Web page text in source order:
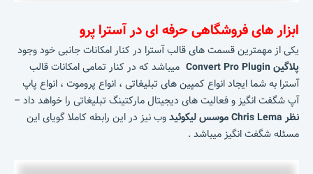
ابزار های فروشگاهی حرفه ای در آسترا پرو
یکی از مهمترین قسمت های قالب آسترا در کنار امکانات جانبی خود وجود
پلاگین Convert Pro Plugin
میباشد که در کنار تمامی امکانات قالب
آسترا به شما ایجاد انواع کمپین های تبلیغاتی ، انواع پروموت ، انواع پاپ
آپ شگفت انگیز و فعالیت های دیجیتال مارکتینگ تبلیغاتی را خواهد داد –
نظر Chris Lema موسس لیکوئید
وب نیز در این رابطه کاملا گویای این
مسئله شگفت انگیز میباشد .